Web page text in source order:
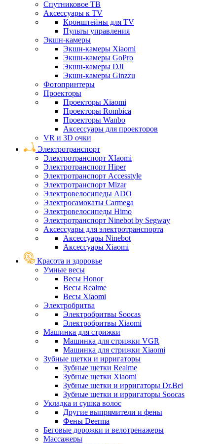
Спутниковое ТВ
Аксессуары к TV
Кронштейны для TV
Пульты управления
Экшн-камеры
Экшн-камеры Xiaomi
Экшн-камеры GoPro
Экшн-камеры DJI
Экшн-камеры Ginzzu
Фотопринтеры
Проекторы
Проекторы Xiaomi
Проекторы Rombica
Проекторы Wanbo
Аксессуары для проекторов
VR и 3D очки
Электротранспорт
Электротранспорт XIaomi
Электротранспорт Hiper
Электротранспорт Accesstyle
Электротранспорт Mizar
Электровелосипеды ADO
Электросамокаты Carmega
Электровелосипеды Himo
Электротранспорт Ninebot by Segway
Аксессуары для электротранспорта
Аксессуары Ninebot
Аксессуары Xiaomi
Красота и здоровье
Умные весы
Весы Honor
Весы Realme
Весы Xiaomi
Электробритва
Электробритвы Soocas
Электробритвы Xiaomi
Машинка для стрижки
Машинка для стрижки VGR
Машинка для стрижки Xiaomi
Зубные щетки и ирригаторы
Зубные щетки Realme
Зубные щетки Xiaomi
Зубные щетки и ирригаторы Dr.Bei
Зубные щетки и ирригаторы Soocas
Укладка и сушка волос
Другие выпрямители и фены
Фены Deerma
Беговые дорожки и велотренажеры
Массажеры